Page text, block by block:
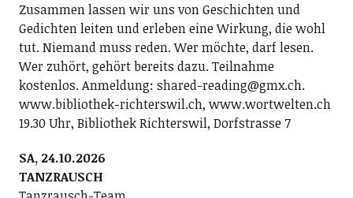
Zusammen lassen wir uns von Geschichten und
Gedichten leiten und erleben eine Wirkung, die wohl
tut. Niemand muss reden. Wer möchte, darf lesen.
Wer zuhört, gehört bereits dazu. Teilnahme
kostenlos. Anmeldung: shared-reading@gmx.ch.
www.bibliothek-richterswil.ch, www.wortwelten.ch
19.30 Uhr, Bibliothek Richterswil, Dorfstrasse 7
SA, 24.10.2026
TANZRAUSCH